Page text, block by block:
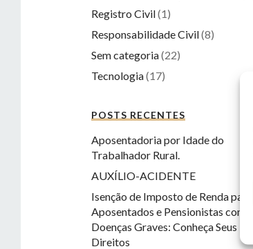
Registro Civil(1)
Responsabilidade Civil(8)
Sem categoria(22)
Tecnologia(17)
POSTS RECENTES
Aposentadoria por Idade do
Trabalhador Rural.
AUXÍLIO-ACIDENTE
Isenção de Imposto de Renda para
Aposentados e Pensionistas com
Doenças Graves: Conheça Seus
Direitos